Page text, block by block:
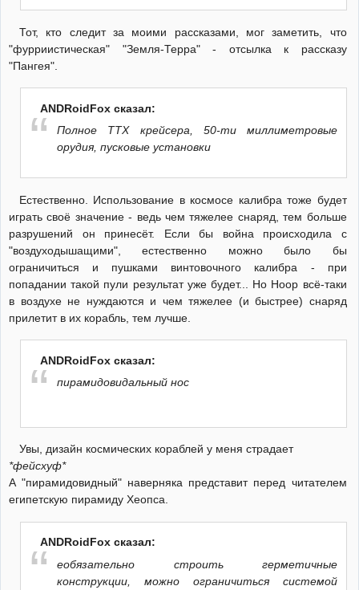
Тот, кто следит за моими рассказами, мог заметить, что
"фурриистическая" "Земля-Терра" - отсылка к рассказу
"Пангея".
ANDRoidFox сказал:
Полное ТТХ крейсера, 50-ти миллиметровые
орудия, пусковые установки
Естественно. Использование в космосе калибра тоже будет
играть своё значение - ведь чем тяжелее снаряд, тем больше
разрушений он принесёт. Если бы война происходила с
"воздуходышащими", естественно можно было бы
ограничиться и пушками винтовочного калибра - при
попадании такой пули результат уже будет... Но Ноор всё-таки
в воздухе не нуждаются и чем тяжелее (и быстрее) снаряд
прилетит в их корабль, тем лучше.
ANDRoidFox сказал:
пирамидовидальный нос
Увы, дизайн космических кораблей у меня страдает
*фейсхуф*
А "пирамидовидный" наверняка представит перед читателем
египетскую пирамиду Хеопса.
ANDRoidFox сказал:
еобязательно строить герметичные
конструкции, можно ограничиться системой